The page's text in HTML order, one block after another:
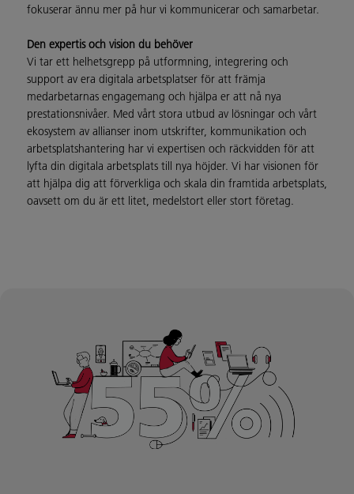
fokuserar ännu mer på hur vi kommunicerar och samarbetar.
Den expertis och vision du behöver
Vi tar ett helhetsgrepp på utformning, integrering och
support av era digitala arbetsplatser för att främja
medarbetarnas engagemang och hjälpa er att nå nya
prestationsnivåer. Med vårt stora utbud av lösningar och vårt
ekosystem av allianser inom utskrifter, kommunikation och
arbetsplatshantering har vi expertisen och räckvidden för att
lyfta din digitala arbetsplats till nya höjder. Vi har visionen för
att hjälpa dig att förverkliga och skala din framtida arbetsplats,
oavsett om du är ett litet, medelstort eller stort företag.